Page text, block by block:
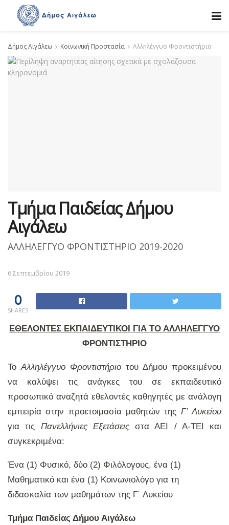
Δήμος Αιγάλεω Κοινωνική Προστασία Αλληλέγγυο Φροντιστήριο
Τμήμα Παιδείας Δήμου
Αιγάλεω
ΑΛΛΗΛΕΓΓΥΟ ΦΡΟΝΤΙΣΤΗΡΙΟ 2019-2020
6 Σεπτεμβρίου 2019
0
SHARES
ΕΘΕΛΟΝΤΕΣ ΕΚΠΑΙΔΕΥΤΙΚΟΙ ΓΙΑ ΤΟ ΑΛΛΗΛΕΓΓΥΟ
ΦΡΟΝΤΙΣΤΗΡΙΟ
Το Αλληλέγγυο Φροντιστήριο του Δήμου προκειμένου
να καλύψει τις ανάγκες του σε εκπαιδευτικό
προσωπικό αναζητά εθελοντές καθηγητές με ανάλογη
εμπειρία στην προετοιμασία μαθητών της Γ’ Λυκείου
για τις Πανελλήνιες Εξετάσειςστα ΑΕΙ / Α-ΤΕΙ και
συγκεκριμένα:
Ένα (1) Φυσικό, δύο (2) Φιλόλογους, ένα (1)
Μαθηματικό και ένα (1) Κοινωνιολόγο για τη
διδασκαλία των μαθημάτων της Γ΄ Λυκείου
Τμήμα Παιδείας Δήμου Αιγάλεω